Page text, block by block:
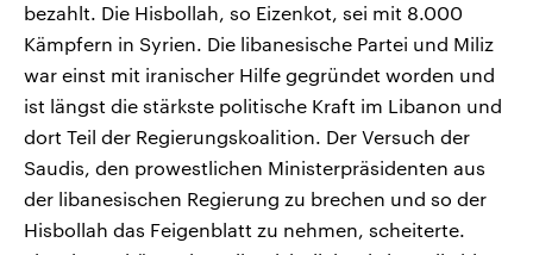
bezahlt. Die Hisbollah, so Eizenkot, sei mit 8.000
Kämpfern in Syrien. Die libanesische Partei und Miliz
war einst mit iranischer Hilfe gegründet worden und
ist längst die stärkste politische Kraft im Libanon und
dort Teil der Regierungskoalition. Der Versuch der
Saudis, den prowestlichen Ministerpräsidenten aus
der libanesischen Regierung zu brechen und so der
Hisbollah das Feigenblatt zu nehmen, scheiterte.